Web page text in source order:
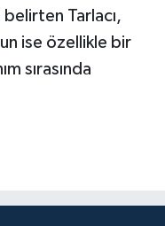
belirten Tarlacı,
ise özellikle bir
sırasında